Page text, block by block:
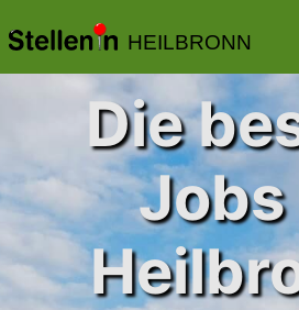
HEILBRONN
Die
Jobs